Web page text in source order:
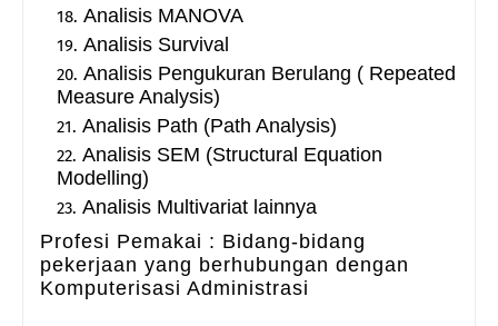
Analisis MANOVA
Analisis Survival
Analisis Pengukuran Berulang ( Repeated
Measure Analysis)
Analisis Path (Path Analysis)
Analisis SEM (Structural Equation
Modelling)
Analisis Multivariat lainnya
Profesi Pemakai : Bidang-bidang
pekerjaan yang berhubungan dengan
Komputerisasi Administrasi